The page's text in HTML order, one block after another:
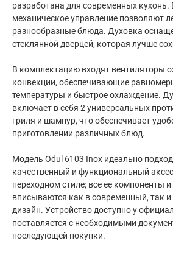
разработана для современных кухонь.
механическое управление позволяют
разнообразные блюда. Духовка
стеклянной дверцей, которая лучше
В комплектацию входят вентиляторы
конвекции, обеспечивающие
температуры и быстрое охлаждение.
включает в себя 2 универсальных
гриля и шампур, что обеспечивает
приготовлении различных блюд.
Модель Odul 6103 Inox идеально
качественный и функциональный
переходном стиле; все ее компоненты
вписываются как в современный, так
дизайн. Устройство доступно у
поставляется с необходимыми
последующей покупки.